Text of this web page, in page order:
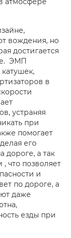
вождения, но
достигается
ЭМП
в
устраняя
при
помогает
его
дороге, а так
что позволяет
и
по дороге, а
даже
езды при